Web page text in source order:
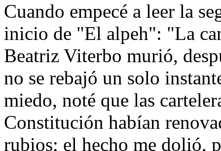
Cuando empecé a leer la
inicio de "El alpeh": "La
Beatriz Viterbo murió,
no se rebajó un solo
miedo, noté que las
Constitución habían
rubios; el hecho me dolió,